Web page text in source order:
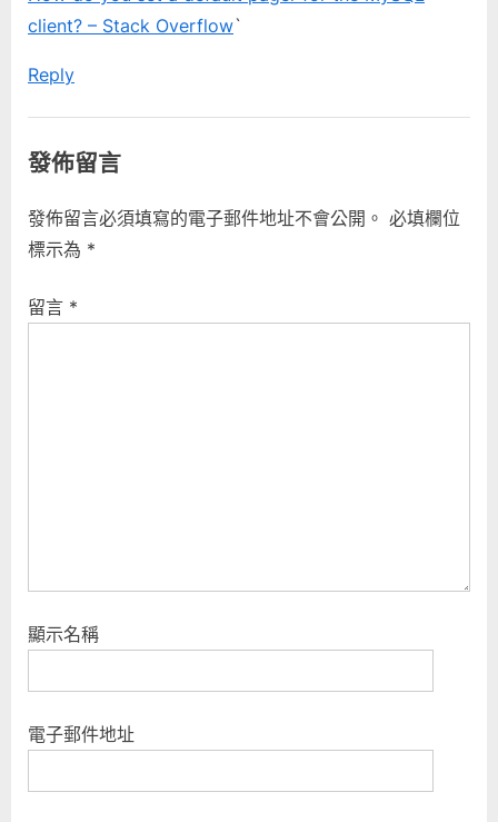
:
client? – Stack Overflow`
Reply
發佈留言
發佈留言必須填寫的電子郵件地址不會公開。 必填欄位
標示為 *
留言 *
顯示名稱
電子郵件地址